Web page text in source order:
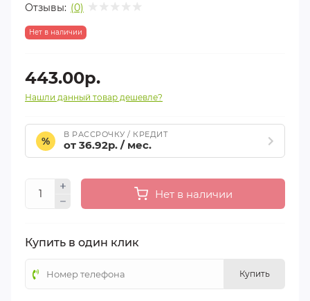
Отзывы: (0)
Нет в наличии
443.00р.
Нашли данный товар дешевле?
%
В РАССРОЧКУ / КРЕДИТ
от 36.92р. / мес.
Нет в наличии
Купить в один клик
Купить